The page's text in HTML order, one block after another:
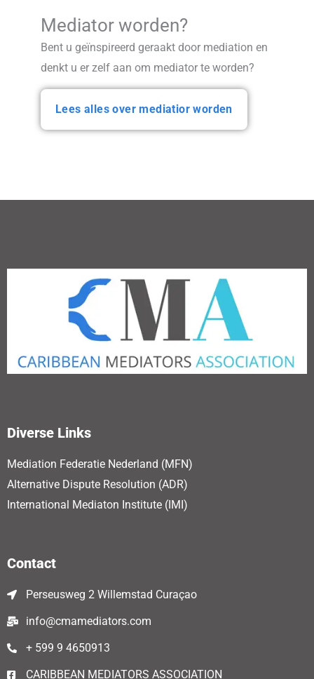
Mediator worden?
Bent u geïnspireerd geraakt door mediation en
denkt u er zelf aan om mediator te worden?
Lees alles over mediatior worden
Diverse Links
Mediation Federatie Nederland (MFN)
Alternative Dispute Resolution (ADR)
International Mediaton Institute (IMI)
Contact
Perseusweg 2 Willemstad Curaçao
info@cmamediators.com
+ 599 9 4650913
CARIBBEAN MEDIATORS ASSOCIATION